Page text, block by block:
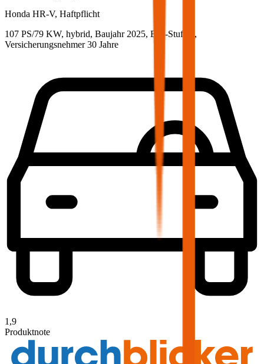
Honda HR-V, Haftpflicht
107 PS/79 KW, hybrid, Baujahr 2025, BM-Stufe
,
Versicherungsnehmer 30 Jahre
1,9
Produktnote